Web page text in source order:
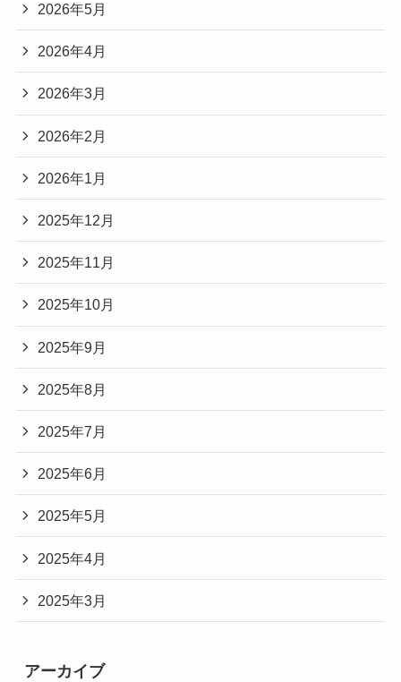
2026年5月
2026年4月
2026年3月
2026年2月
2026年1月
2025年12月
2025年11月
2025年10月
2025年9月
2025年8月
2025年7月
2025年6月
2025年5月
2025年4月
2025年3月
アーカイブ